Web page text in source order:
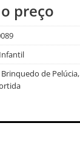
preço
Brinquedo de Pelúcia,